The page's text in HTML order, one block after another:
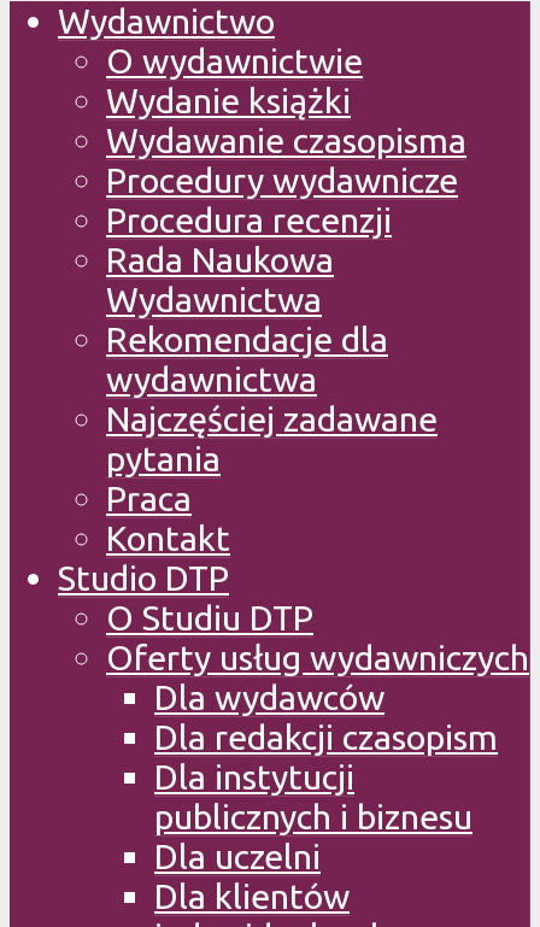
Wydawnictwo
O wydawnictwie
Wydanie książki
Wydawanie czasopisma
Procedury wydawnicze
Procedura recenzji
Rada Naukowa
Wydawnictwa
Rekomendacje dla
wydawnictwa
Najczęściej zadawane
pytania
Praca
Kontakt
Studio DTP
O Studiu DTP
Oferty usług wydawniczych
Dla wydawców
Dla redakcji czasopism
Dla instytucji
publicznych i biznesu
Dla uczelni
Dla klientów